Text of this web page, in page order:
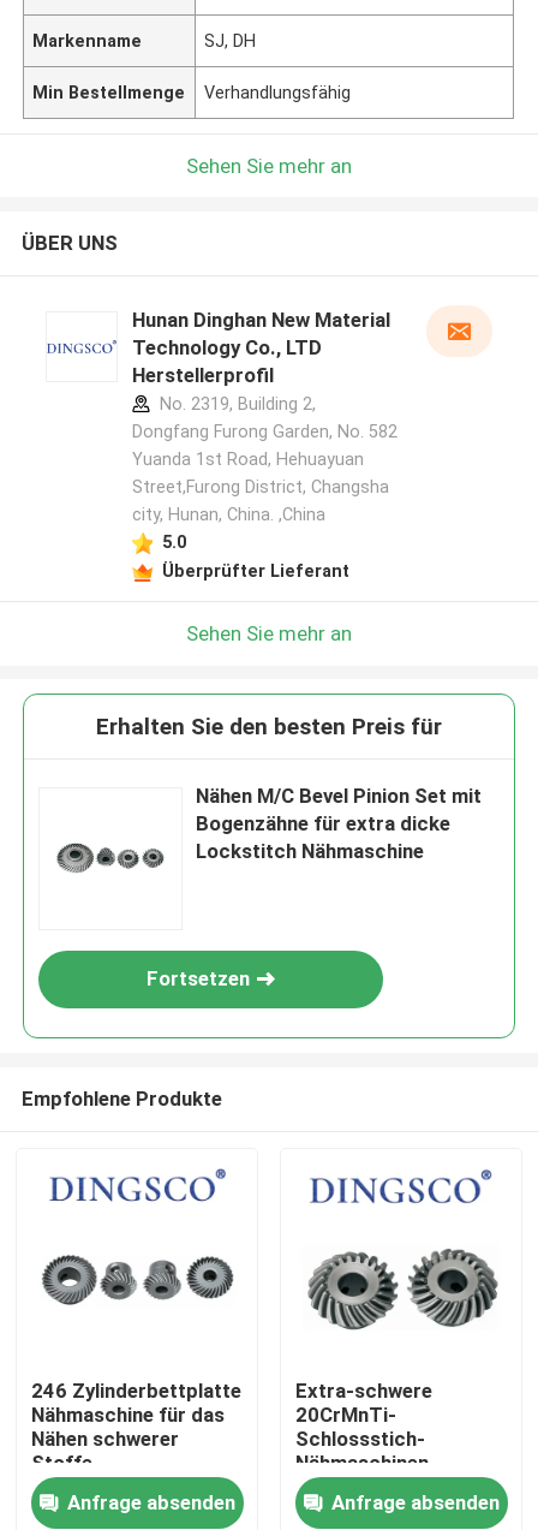
Produkte
Videos
Markenname SJ, DH
Min Bestellmenge Verhandlungsfähig
Sehen Sie mehr an
ÜBER UNS
Hunan Dinghan New Material
Technology Co., LTD
Herstellerprofil
No. 2319, Building 2,
Dongfang Furong Garden, No. 582
Yuanda 1st Road, Hehuayuan
Street,Furong District, Changsha
city, Hunan, China. ,China
5.0
Überprüfter Lieferant
Sehen Sie mehr an
Erhalten Sie den besten Preis für
Nähen M/C Bevel Pinion Set mit
Bogenzähne für extra dicke
Lockstitch Nähmaschine
Fortsetzen
Empfohlene Produkte
246 Zylinderbettplatte
Nähmaschine für das
Nähen schwerer
Stoffe
Anfrage absenden
Extra-schwere
20CrMnTi-
Schlossstich-
Nähmaschinen-
Ausrüstung für das
Nähen dicker
Anfrage absenden